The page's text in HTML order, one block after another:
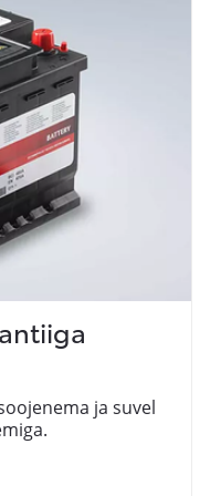
ja suvel